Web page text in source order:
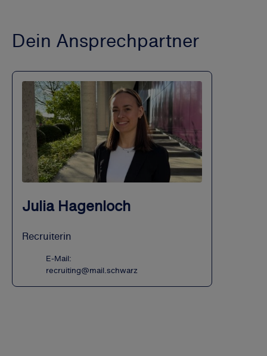
Dein Ansprechpartner
Julia Hagenloch
Recruiterin
E-Mail:
recruiting@mail.schwarz